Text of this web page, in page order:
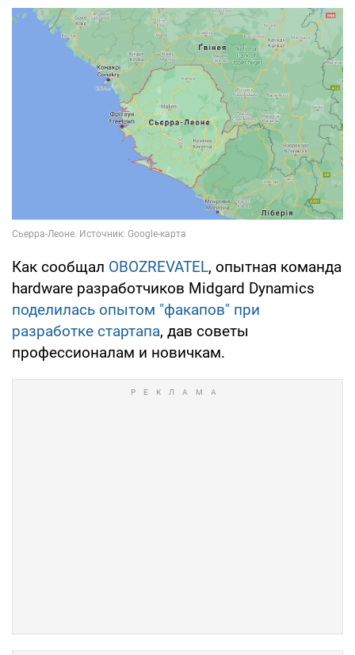
Как сообщал OBOZREVATEL, опытная команда
hardware разработчиков Midgard Dynamics
поделилась опытом "факапов" при
разработке стартапа, дав советы
профессионалам и новичкам.